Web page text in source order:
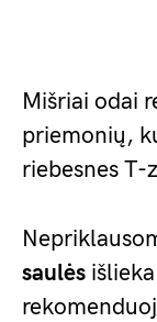
Mišriai odai
priemonių,
riebesnes T-
saulės